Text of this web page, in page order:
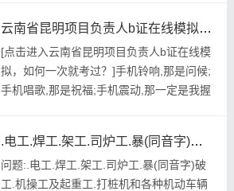
建筑安全员模拟考试题库 ...
云南省昆明项目负责人b证在线模拟，如何一次就考过？
[点击进入云南省昆明项目负责人b证在线模
拟，如何一次就考过？]手机铃响,那是问候;
手机唱歌,那是祝福;手机震动,那一定是我握
负责人b证在线模拟，如何一次就考过？'不
仅仅是一个重大的建筑考试，还可能会改变
一个人的人生。塞涅卡曾经说过，生命如同
.电工.焊工.架工.司炉工.暴(同音字)破工.机操工及起重工.打桩机和各种机动车辆司机等特殊工种工人，除进行一般安全教育外，还要经过()。
问题:.电工.焊工.架工.司炉工.暴(同音字)破
工.机操工及起重工.打桩机和各种机动车辆